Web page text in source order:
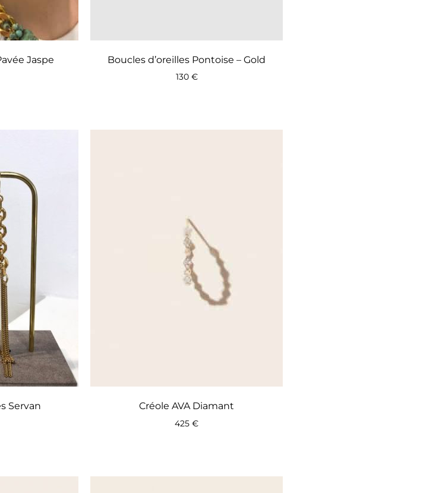
Jaspe Boucles d’oreilles Pontoise – Gold
130 €
Servan Créole AVA Diamant
425 €